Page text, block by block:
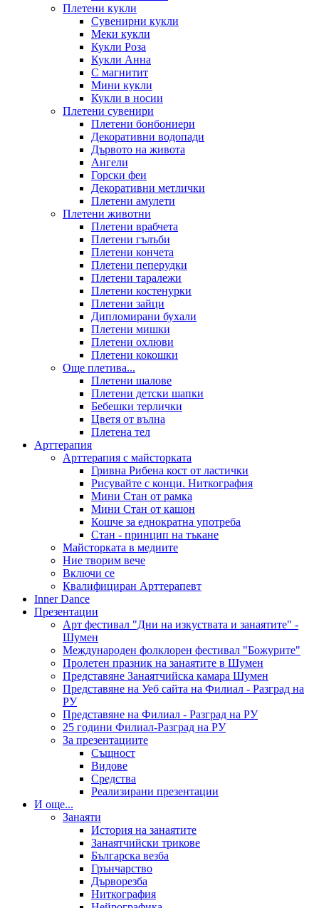
Плетени кукли
Сувенирни кукли
Меки кукли
Кукли Роза
Кукли Анна
С магнитит
Мини кукли
Кукли в носии
Плетени сувенири
Плетени бонбониери
Декоративни водопади
Дървото на живота
Ангели
Горски феи
Декоративни метлички
Плетени амулети
Плетени животни
Плетени врабчета
Плетени гълъби
Плетени кончета
Плетени пеперудки
Плетени таралежи
Плетени костенурки
Плетени зайци
Дипломирани бухали
Плетени мишки
Плетени охлюви
Плетени кокошки
Още плетива...
Плетени шалове
Плетени детски шапки
Бебешки терлички
Цветя от вълна
Плетена тел
Арттерапия
Арттерапия с майсторката
Гривна Рибена кост от ластички
Рисувайте с конци. Ниткография
Мини Стан от рамка
Мини Стан от кашон
Кошче за еднократна употреба
Стан - принцип на тъкане
Майсторката в медиите
Ние творим вече
Включи се
Квалифициран Арттерапевт
Inner Dance
Презентации
Арт фестивал "Дни на изкуствата и занаятите" -
Шумен
Международен фолклорен фестивал "Божурите"
Пролетен празник на занаятите в Шумен
Представяне Занаятчийска камара Шумен
Представяне на Уеб сайта на Филиал - Разград на
РУ
Представяне на Филиал - Разград на РУ
25 години Филиал-Разград на РУ
За презентациите
Същност
Видове
Средства
Реализирани презентации
И още...
Занаяти
История на занаятите
Занаятчийски трикове
Българска везба
Грънчарство
Дърворезба
Ниткография